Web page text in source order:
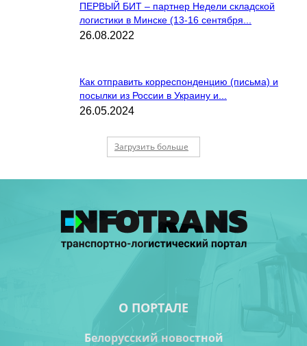
ПЕРВЫЙ БИТ – партнер Недели складской
логистики в Минске (13-16 сентября...
26.08.2022
Как отправить корреспонденцию (письма) и
посылки из России в Украину и...
26.05.2024
Загрузить больше
О ПОРТАЛЕ
Белорусский новостной